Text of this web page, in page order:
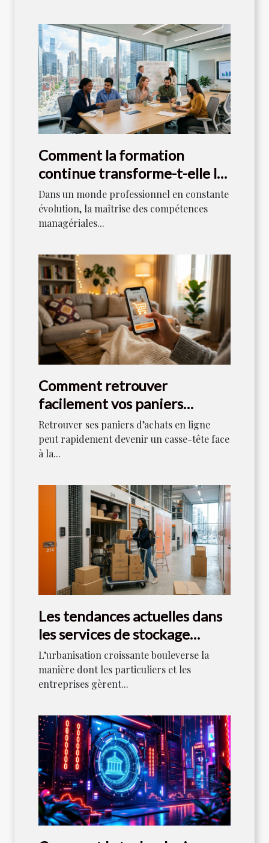
Comment la formation
continue transforme-t-elle les
compétences managériales ?
Dans un monde professionnel en constante
évolution, la maîtrise des compétences
managériales...
Comment retrouver
facilement vos paniers
d'achats en ligne ?
Retrouver ses paniers d’achats en ligne
peut rapidement devenir un casse-tête face
à la...
Les tendances actuelles dans
les services de stockage
urbain
L’urbanisation croissante bouleverse la
manière dont les particuliers et les
entreprises gèrent...